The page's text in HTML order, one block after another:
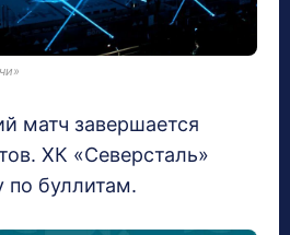
матч завершается
ХК «Северсталь»
по буллитам.